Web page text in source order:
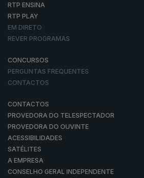
RTP ENSINA
RTP PLAY
EM DIRETO
REVER PROGRAMAS
CONCURSOS
PERGUNTAS FREQUENTES
CONTACTOS
CONTACTOS
PROVEDORA DO TELESPECTADOR
PROVEDORA DO OUVINTE
ACESSIBILIDADES
SATÉLITES
A EMPRESA
CONSELHO GERAL INDEPENDENTE